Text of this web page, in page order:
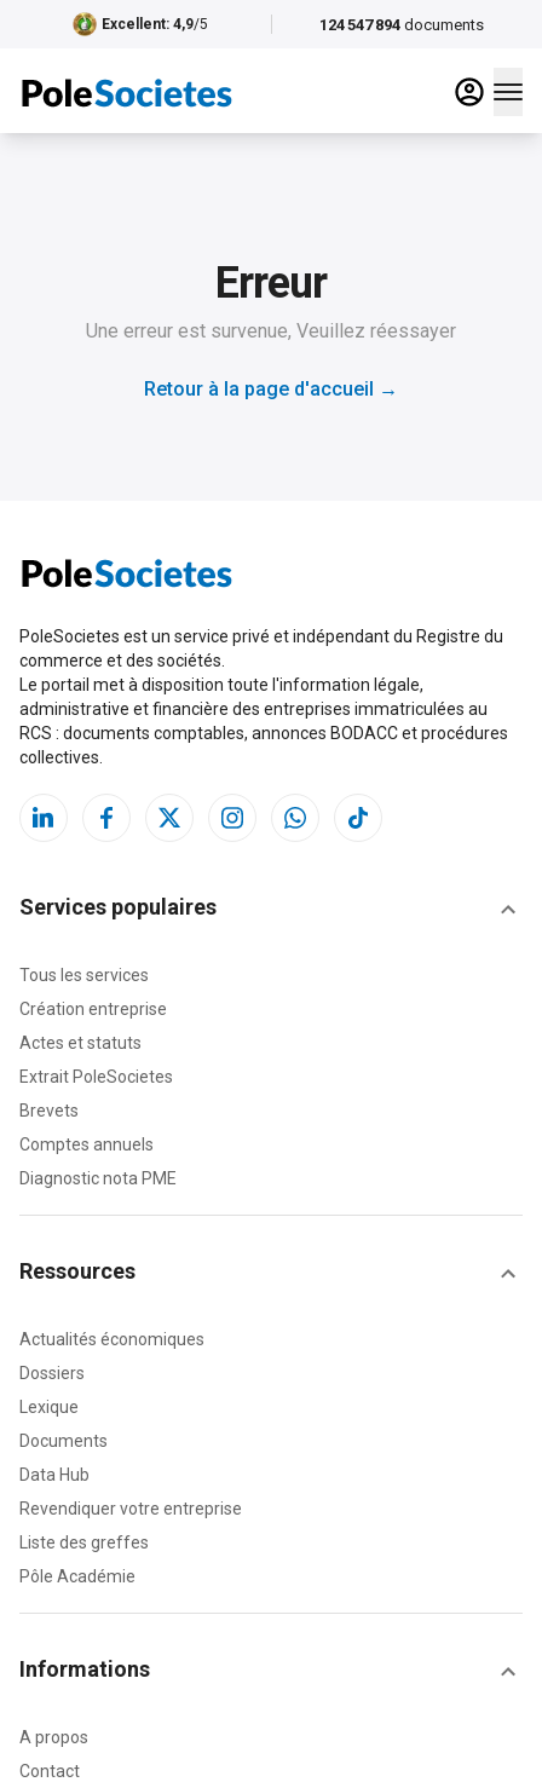
124 547 894 documents
Excellent: 4,9/5
Erreur
Une erreur est survenue, Veuillez réessayer
Retour à la page d'accueil →
PoleSocietes est un service privé et indépendant du Registre du
commerce et des sociétés.
Le portail met à disposition toute l'information légale,
administrative et financière des entreprises immatriculées au
RCS : documents comptables, annonces BODACC et procédures
collectives.
Services populaires
Tous les services
Création entreprise
Actes et statuts
Extrait PoleSocietes
Brevets
Comptes annuels
Diagnostic nota PME
Ressources
Actualités économiques
Dossiers
Lexique
Documents
Data Hub
Revendiquer votre entreprise
Liste des greffes
Pôle Académie
Informations
A propos
Contact